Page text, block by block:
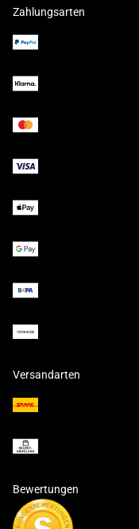
Zahlungsarten
Versandarten
Bewertungen